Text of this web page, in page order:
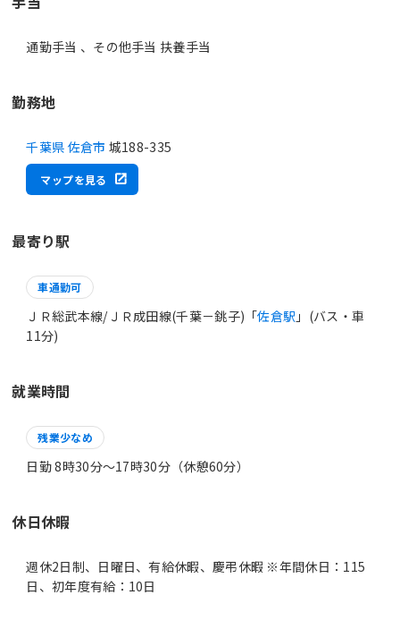
通勤手当 、その他手当 扶養手当
勤務地
千葉県 佐倉市 城188-335
マップを見る
最寄り駅
車通勤可
ＪＲ総武本線/ＪＲ成田線(千葉－銚子)「佐倉駅 」(バス・車
11分)
就業時間
残業少なめ
日勤 8時30分〜17時30分（休憩60分）
休日休暇
週休2日制、日曜日、有給休暇、慶弔休暇 ※年間休日：115
日、初年度有給：10日